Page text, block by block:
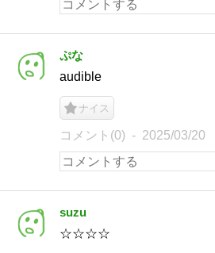
ぷな
audible
ナイス
コメント(0) 2025/03/20
suzu
☆☆☆☆